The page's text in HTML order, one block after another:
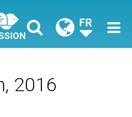
FR
2016